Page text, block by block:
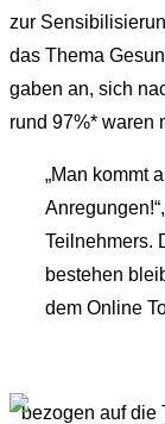
zur
das Thema
gaben an, sich
rund 97%* waren
„Man kommt
Teilnehmers.
bestehen
dem Online
* bezogen auf die